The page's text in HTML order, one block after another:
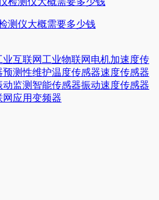
测仪大概需要多少钱
业互联网 工业物联网 电机加速度传
预测性维护温度传感器速度传感器
动监测 智能传感器振动速度传感器
网应用变频器